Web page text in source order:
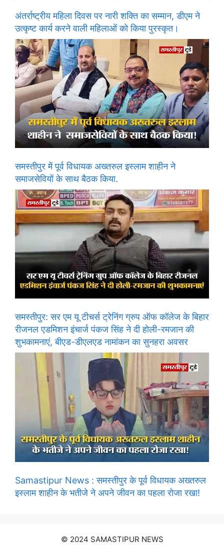
अंतर्राष्ट्रीय महिला दिवस पर नारी शक्ति का सम्मान, डीएम ने
उत्कृष्ट कार्य करने वाली महिलाओं को किया पुरस्कृत।
समस्तीपुर में पूर्व विधायक अख्तरुल इस्लाम शाहीन ने
समाजसेवियों के साथ बैठक किया.
समस्तीपुर: सर एम यू टीचर्स ट्रेनिंग ग्रुप ऑफ कॉलेज के बिहार
रीजनल एडमिशन इंचार्ज पंकज सिंह ने दी होली-रमजान की
शुभकामनाएं, बीएड-डीएलएड नामांकन का सुनहरा अवसर
Samastipur News : समस्तीपुर के पूर्व विधायक अख्तरुल
इस्लाम शाहीन के भतीजे ने अपने जीवन का पहला रोजा रखा!
© 2024 SAMASTIPUR NEWS